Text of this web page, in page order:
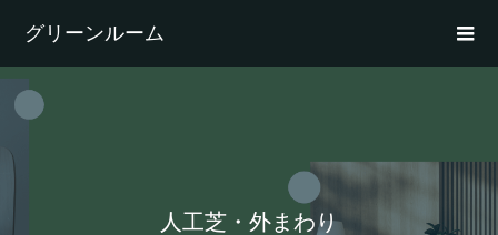
グリーンルーム
人工芝・外まわり